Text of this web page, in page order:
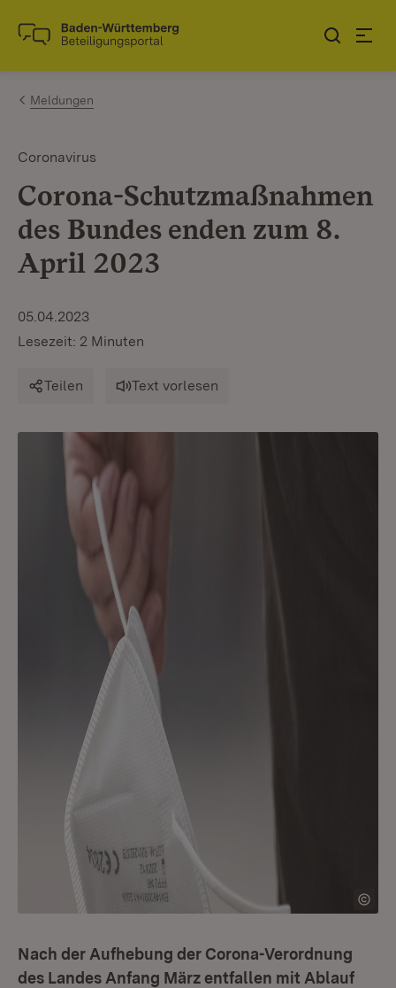
Zum Inhalt springen
Link zur Startseite
Meldungen
Coronavirus
Corona-Schutzmaßnahmen
des Bundes enden zum 8.
April 2023
05.04.2023
Lesezeit: 2 Minuten
Teilen Text vorlesen
Nach der Aufhebung der Corona-Verordnung
des Landes Anfang März entfallen mit Ablauf